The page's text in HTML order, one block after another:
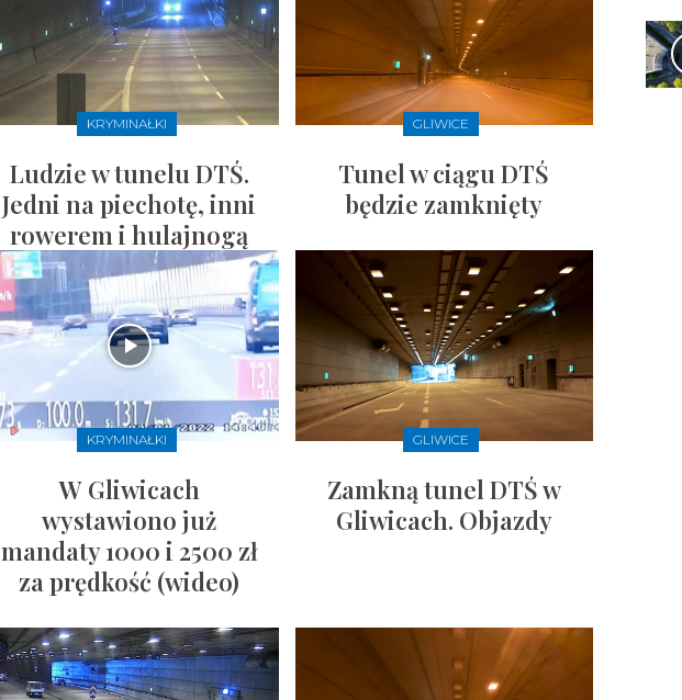
KRYMINAŁKI
Ludzie w tunelu DTŚ.
Jedni na piechotę, inni
rowerem i hulajnogą
GLIWICE
Tunel w ciągu DTŚ
będzie zamknięty
KRYMINAŁKI
W Gliwicach
wystawiono już
mandaty 1000 i 2500 zł
za prędkość (wideo)
GLIWICE
Zamkną tunel DTŚ w
Gliwicach. Objazdy